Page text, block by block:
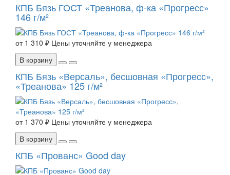
КПБ Бязь ГОСТ «Треанова, ф-ка «Прогресс»
146 г/м²
от 1 310 ₽ Цены уточняйте у менеджера
В корзину
КПБ Бязь «Версаль», бесшовная «Прогресс»,
«Треанова» 125 г/м²
от 1 370 ₽ Цены уточняйте у менеджера
В корзину
КПБ «Прованс» Good day